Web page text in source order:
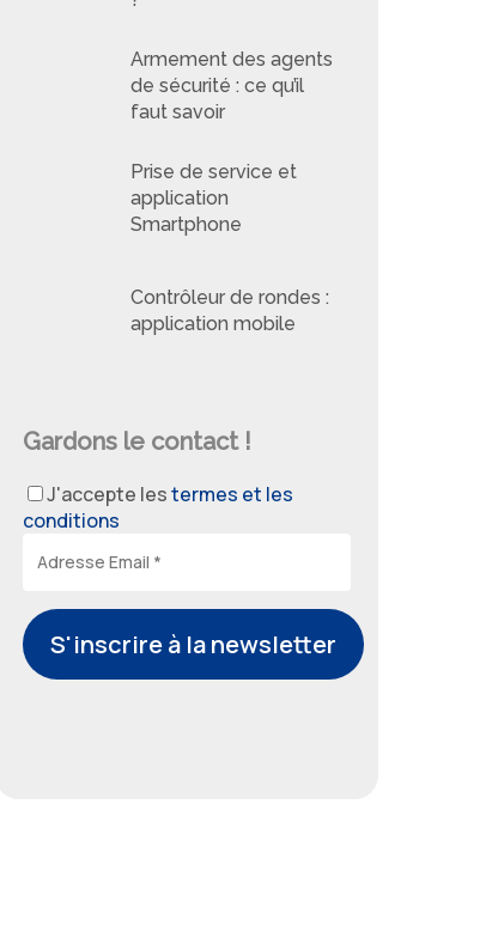
Armement des agents
de sécurité : ce qu’il
faut savoir
Prise de service et
application
Smartphone
Contrôleur de rondes :
application mobile
Gardons le contact !
J'accepte lestermes et les
conditions